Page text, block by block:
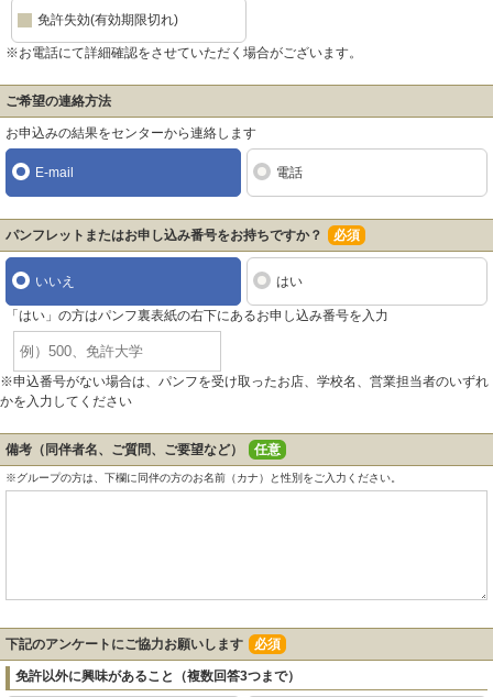
免許失効(有効期限切れ)
※お電話にて詳細確認をさせていただく場合がございます。
ご希望の連絡方法
お申込みの結果をセンターから連絡します
E-mail 電話
パンフレットまたはお申し込み番号をお持ちですか？ 必須
いいえ はい
「はい」の方はパンフ裏表紙の右下にあるお申し込み番号を入力
※申込番号がない場合は、パンフを受け取ったお店、学校名、営業担当者のいずれ
かを入力してください
備考（同伴者名、ご質問、ご要望など） 任意
※グループの方は、下欄に同伴の方のお名前（カナ）と性別をご入力ください。
下記のアンケートにご協力お願いします 必須
免許以外に興味があること（複数回答3つまで）